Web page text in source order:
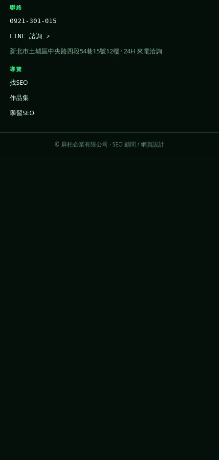
聯絡
0921-301-015
LINE 諮詢 ↗
新北市土城區中央路四段54巷15號12樓 · 24H 來電洽詢
導覽
找SEO
作品集
學習SEO
© 屏柏企業有限公司 · SEO 顧問 / 網頁設計